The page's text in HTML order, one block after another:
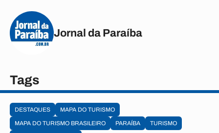
Jornal da Paraíba
Tags
DESTAQUES
MAPA DO TURISMO
MAPA DO TURISMO BRASILEIRO
PARAÍBA
TURISMO